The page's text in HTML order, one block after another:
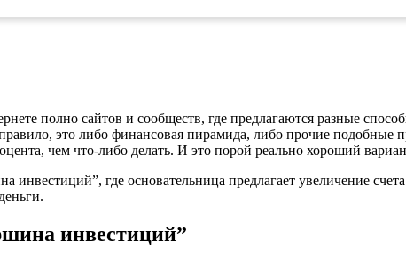
полно сайтов и сообществ, где предлагаются разные
правило, это либо финансовая пирамида, либо прочие
чем что-либо делать. И это порой реально хороший
где основательница предлагает увеличение
инвестиций”